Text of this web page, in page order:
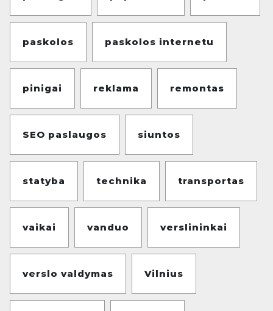
paskolos paskolos internetu
pinigai reklama remontas
SEO paslaugos siuntos
statyba technika transportas
vaikai vanduo verslininkai
verslo valdymas Vilnius